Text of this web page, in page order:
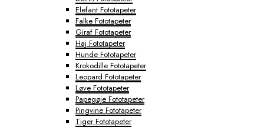
Elefant Fototapeter
Falke Fototapeter
Giraf Fototapeter
Haj Fototapeter
Hunde Fototapeter
Krokodille Fototapeter
Leopard Fototapeter
Løve Fototapeter
Papegøje Fototapeter
Pingvine Fototapeter
Tiger Fototapeter